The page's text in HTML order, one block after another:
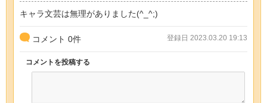
キャラ文芸は無理がありました(^_^;)
コメント 0件 登録日 2023.03.20 19:13
コメントを投稿する